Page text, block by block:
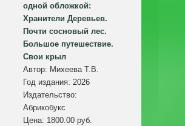
одной обложкой:
Хранители Деревьев.
Почти сосновый лес.
Большое путешествие.
Свои крыл
Автор: Михеева Т.В.
Год издания: 2026
Издательство:
Абрикобукс
Цена: 1800.00 руб.